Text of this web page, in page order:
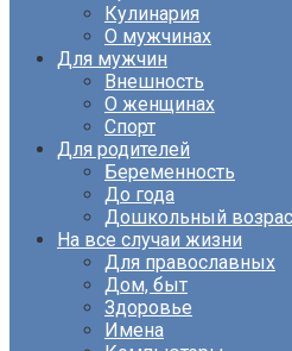
Кулинария
О мужчинах
Для мужчин
Внешность
О женщинах
Спорт
Для родителей
Беременность
До года
Дошкольный
На все случаи жизни
Для православных
Дом, быт
Здоровье
Имена